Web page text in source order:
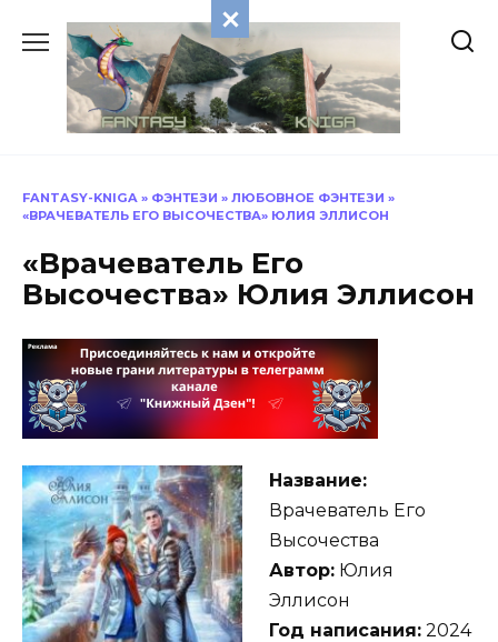
содержанию
FANTASY-KNIGA » ФЭНТЕЗИ » ЛЮБОВНОЕ ФЭНТЕЗИ »
«ВРАЧЕВАТЕЛЬ ЕГО ВЫСОЧЕСТВА» ЮЛИЯ ЭЛЛИСОН
«Врачеватель Его
Высочества» Юлия Эллисон
Название:
Врачеватель Его
Высочества
Автор: Юлия
Эллисон
Год написания: 2024